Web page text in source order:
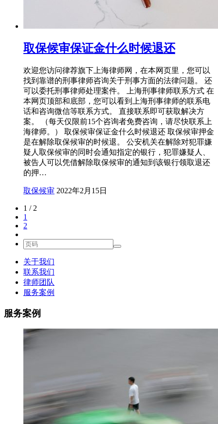
取保候审保证金什么时候退还
欢迎您访问律荐旗下上海律师网，在本网页里，您可以
找到靠谱的刑事律师咨询关于刑事方面的法律问题。 还
可以委托刑事律师处理案件。 上海刑事律师联系方式 在
本网页顶部和底部，您可以看到上海刑事律师的联系电
话和咨询微信等联系方式。 直接联系即可获取解决方
案。 （每天仅限前15个咨询者免费咨询，请尽快联系上
海律师。） 取保候审保证金什么时候退还 取保候审押金
是在解除取保候审的时候退。 公安机关在解除对犯罪嫌
疑人取保候审的同时会通知指定的银行，犯罪嫌疑人、
被告人可以凭借解除取保候审的通知到该银行领取退还
的押…
取保候审 2022年2月15日
1 / 2
1
2
关于我们
联系我们
律师团队
服务案例
服务案例